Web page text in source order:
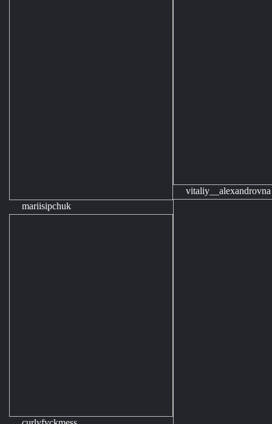
mariisipchuk
vitaliy__alexandrovna